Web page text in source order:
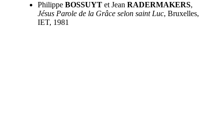
Philippe BOSSUYTet Jean RADERMAKERS,
Jésus Parole de la Grâce selon saint Luc, Bruxelles,
IET, 1981